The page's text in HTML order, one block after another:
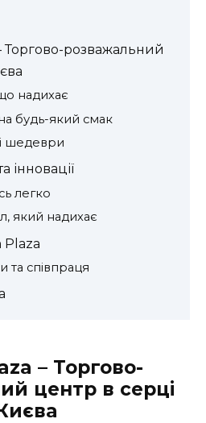
Торгово-розважальний
надихає
будь-який смак
шедеври
інновації
легко
який надихає
Plaza
та співпраця
– Торгово-
центр в серці